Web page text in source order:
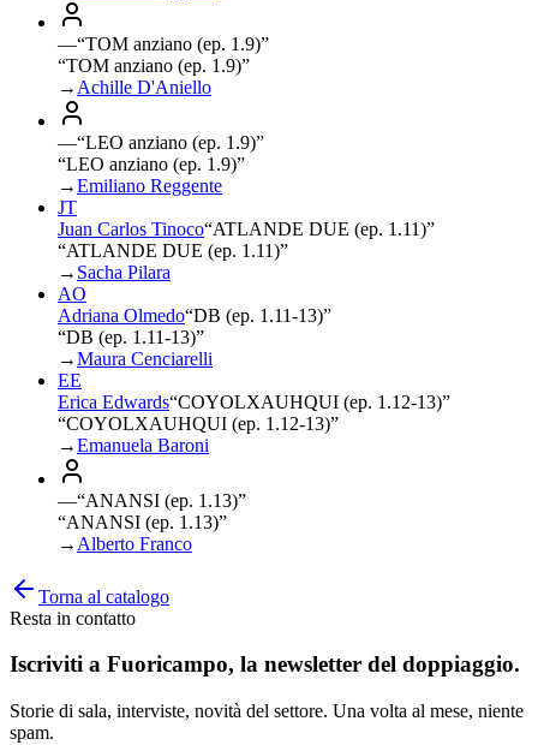
—“TOM anziano (ep. 1.9)”
“TOM anziano (ep. 1.9)”
→ Achille D'Aniello
—“LEO anziano (ep. 1.9)”
“LEO anziano (ep. 1.9)”
→Emiliano Reggente
JT
Juan Carlos Tinoco“ATLANDE DUE (ep. 1.11)”
“ATLANDE DUE (ep. 1.11)”
→ Sacha Pilara
AO
Adriana Olmedo“DB (ep. 1.11-13)”
“DB (ep. 1.11-13)”
→Maura Cenciarelli
EE
Erica Edwards“COYOLXAUHQUI (ep. 1.12-13)”
“COYOLXAUHQUI (ep. 1.12-13)”
→Emanuela Baroni
—“ANANSI (ep. 1.13)”
“ANANSI (ep. 1.13)”
→ Alberto Franco
Torna al catalogo
Resta in contatto
Iscriviti a Fuoricampo, la newsletter del doppiaggio.
Storie di sala, interviste, novità del settore. Una volta al mese, niente
spam.